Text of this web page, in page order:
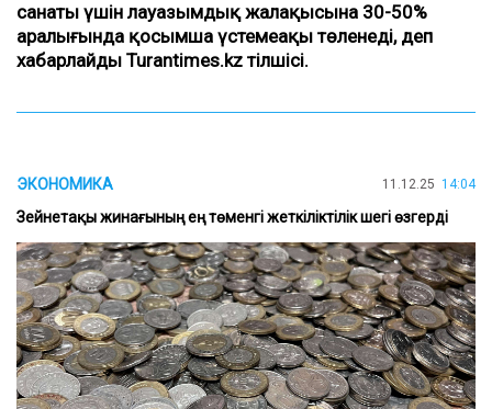
санаты үшін лауазымдық жалақысына 30-50%
аралығында қосымша үстемеақы төленеді, деп
хабарлайды Turantimes.kz тілшісі.
ЭКОНОМИКА 11.12.25 14:04
Зейнетақы жинағының ең төменгі жеткіліктілік шегі өзгерді